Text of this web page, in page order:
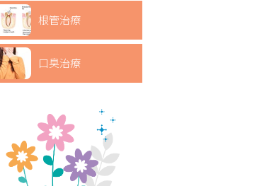
根管治療
口臭治療